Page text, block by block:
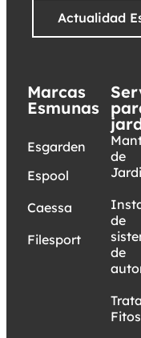
Actualidad
Marcas
Esmunas
Esgarden
Espool
Caessa
Filesport
de
de
de